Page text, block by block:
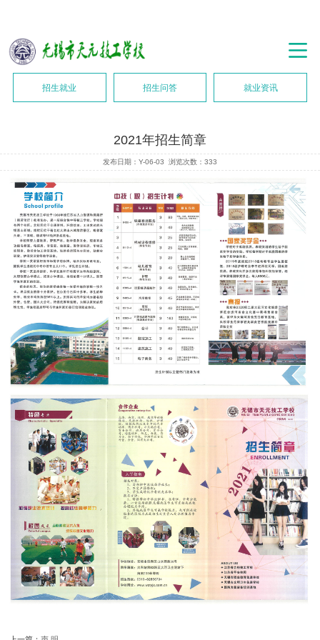
招生就业 招生问答 就业资讯
2021年招生简章
发布日期：Y-06-03 浏览次数： 333